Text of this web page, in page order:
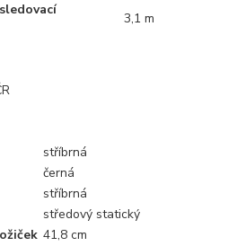
3,1 m
stříbrná
černá
stříbrná
středový statický
41,8 cm